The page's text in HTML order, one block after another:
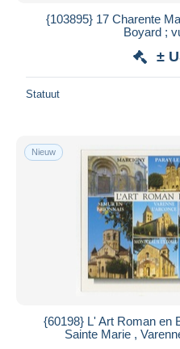
{103895} 17 Charente
Boyard ;
±
Statuut
Nieuw
{60198} L' Art Roman en
Sainte Marie ,